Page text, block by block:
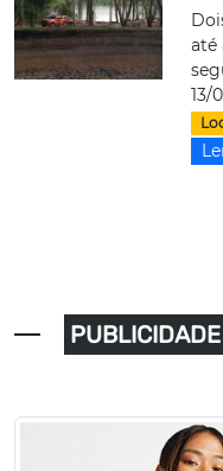
até
13/
PUBLICIDADE